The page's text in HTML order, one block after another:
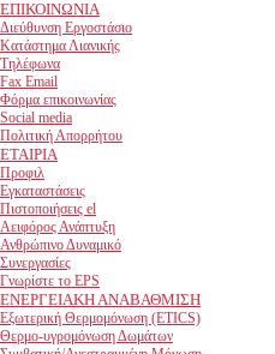
ΕΠΙΚΟΙΝΩΝΙΑ
Διεύθυνση Εργοστάσιο
Κατάστημα Λιανικής
Τηλέφωνα
Fax Email
Φόρμα επικοινωνίας
Social media
Πολιτική Απορρήτου
ΕΤΑΙΡΙΑ
Προφιλ
Εγκαταστάσεις
Πιστοποιήσεις el
Αειφόρος Ανάπτυξη
Ανθρώπινο Δυναμικό
Συνεργασίες
Γνωρίστε το EPS
ΕΝΕΡΓΕΙΑΚΗ ΑΝΑΒΑΘΜΙΣΗ
Εξωτερική Θερμομόνωση (ETICS)
Θερμο-υγρομόνωση Δωμάτων